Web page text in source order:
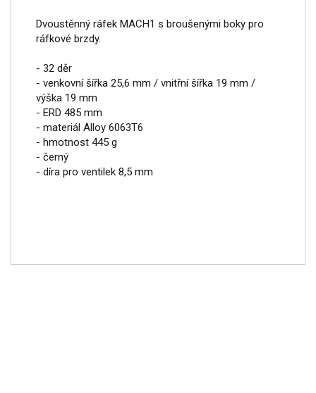
Dvoustěnný ráfek MACH1 s broušenými boky pro
ráfkové brzdy.
- 32 děr
- venkovní šířka 25,6 mm / vnitřní šířka 19 mm /
výška 19 mm
- ERD 485 mm
- materiál Alloy 6063T6
- hmotnost 445 g
- černý
- díra pro ventilek 8,5 mm